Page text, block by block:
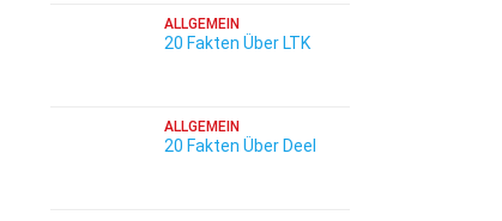
ALLGEMEIN
20 Fakten Über LTK
ALLGEMEIN
20 Fakten Über Deel